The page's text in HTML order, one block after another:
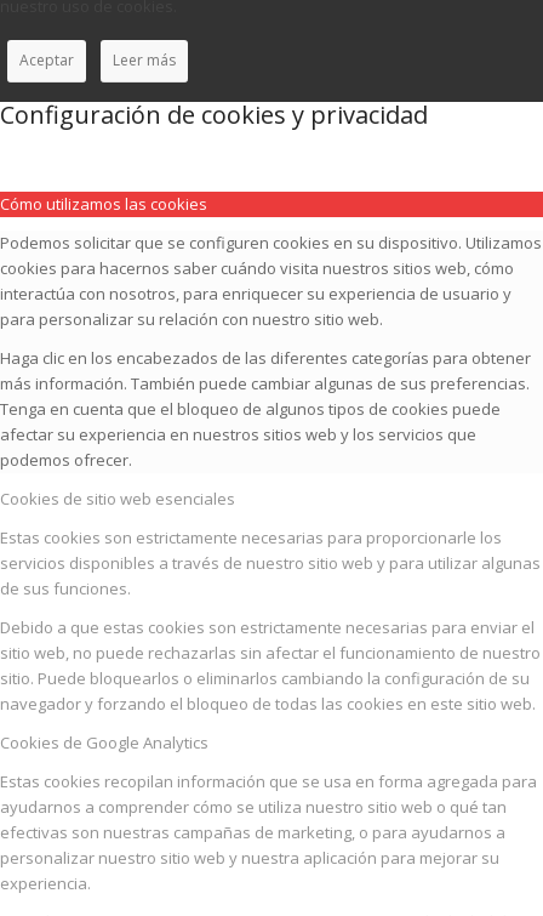
Aceptar Leer más
Configuración de cookies y privacidad
Cómo utilizamos las cookies
Podemos solicitar que se configuren cookies en su dispositivo. Utilizamos
cookies para hacernos saber cuándo visita nuestros sitios web, cómo
interactúa con nosotros, para enriquecer su experiencia de usuario y
para personalizar su relación con nuestro sitio web.
Haga clic en los encabezados de las diferentes categorías para obtener
más información. También puede cambiar algunas de sus preferencias.
Tenga en cuenta que el bloqueo de algunos tipos de cookies puede
afectar su experiencia en nuestros sitios web y los servicios que
podemos ofrecer.
Cookies de sitio web esenciales
Estas cookies son estrictamente necesarias para proporcionarle los
servicios disponibles a través de nuestro sitio web y para utilizar algunas
de sus funciones.
Debido a que estas cookies son estrictamente necesarias para enviar el
sitio web, no puede rechazarlas sin afectar el funcionamiento de nuestro
sitio. Puede bloquearlos o eliminarlos cambiando la configuración de su
navegador y forzando el bloqueo de todas las cookies en este sitio web.
Cookies de Google Analytics
Estas cookies recopilan información que se usa en forma agregada para
ayudarnos a comprender cómo se utiliza nuestro sitio web o qué tan
efectivas son nuestras campañas de marketing, o para ayudarnos a
personalizar nuestro sitio web y nuestra aplicación para mejorar su
experiencia.